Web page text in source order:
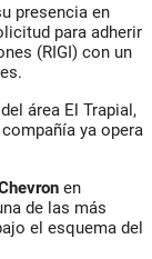
presencia en
para adherir
(RIGI) con un
área El Trapial,
ya opera
en
de las más
el esquema del